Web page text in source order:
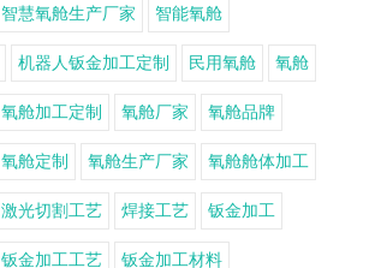
智慧氧舱生产厂家 智能氧舱
机器人钣金加工定制 民用氧舱 氧舱
氧舱加工定制 氧舱厂家 氧舱品牌
氧舱定制 氧舱生产厂家 氧舱舱体加工
激光切割工艺 焊接工艺 钣金加工
钣金加工工艺 钣金加工材料